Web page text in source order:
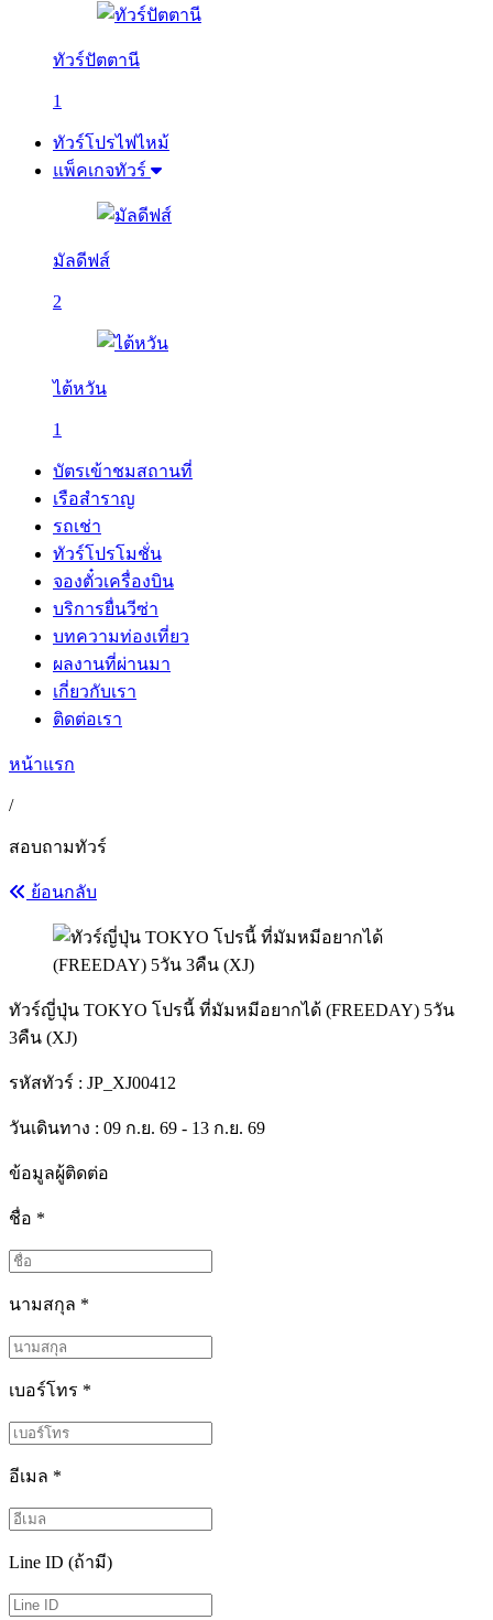
ทัวร์ปัตตานี
1
ทัวร์โปรไฟไหม้
แพ็คเกจทัวร์
มัลดีฟส์
2
ไต้หวัน
1
บัตรเข้าชมสถานที่
เรือสำราญ
รถเช่า
ทัวร์โปรโมชั่น
จองตั๋วเครื่องบิน
บริการยื่นวีซ่า
บทความท่องเที่ยว
ผลงานที่ผ่านมา
เกี่ยวกับเรา
ติดต่อเรา
หน้าแรก
/
สอบถามทัวร์
ย้อนกลับ
ทัวร์ญี่ปุ่น TOKYO โปรนี้ ที่มัมหมีอยากได้ (FREEDAY) 5วัน
3คืน (XJ)
รหัสทัวร์ : JP_XJ00412
วันเดินทาง : 09 ก.ย. 69 - 13 ก.ย. 69
ข้อมูลผู้ติดต่อ
ชื่อ *
นามสกุล *
เบอร์โทร *
อีเมล *
Line ID (ถ้ามี)